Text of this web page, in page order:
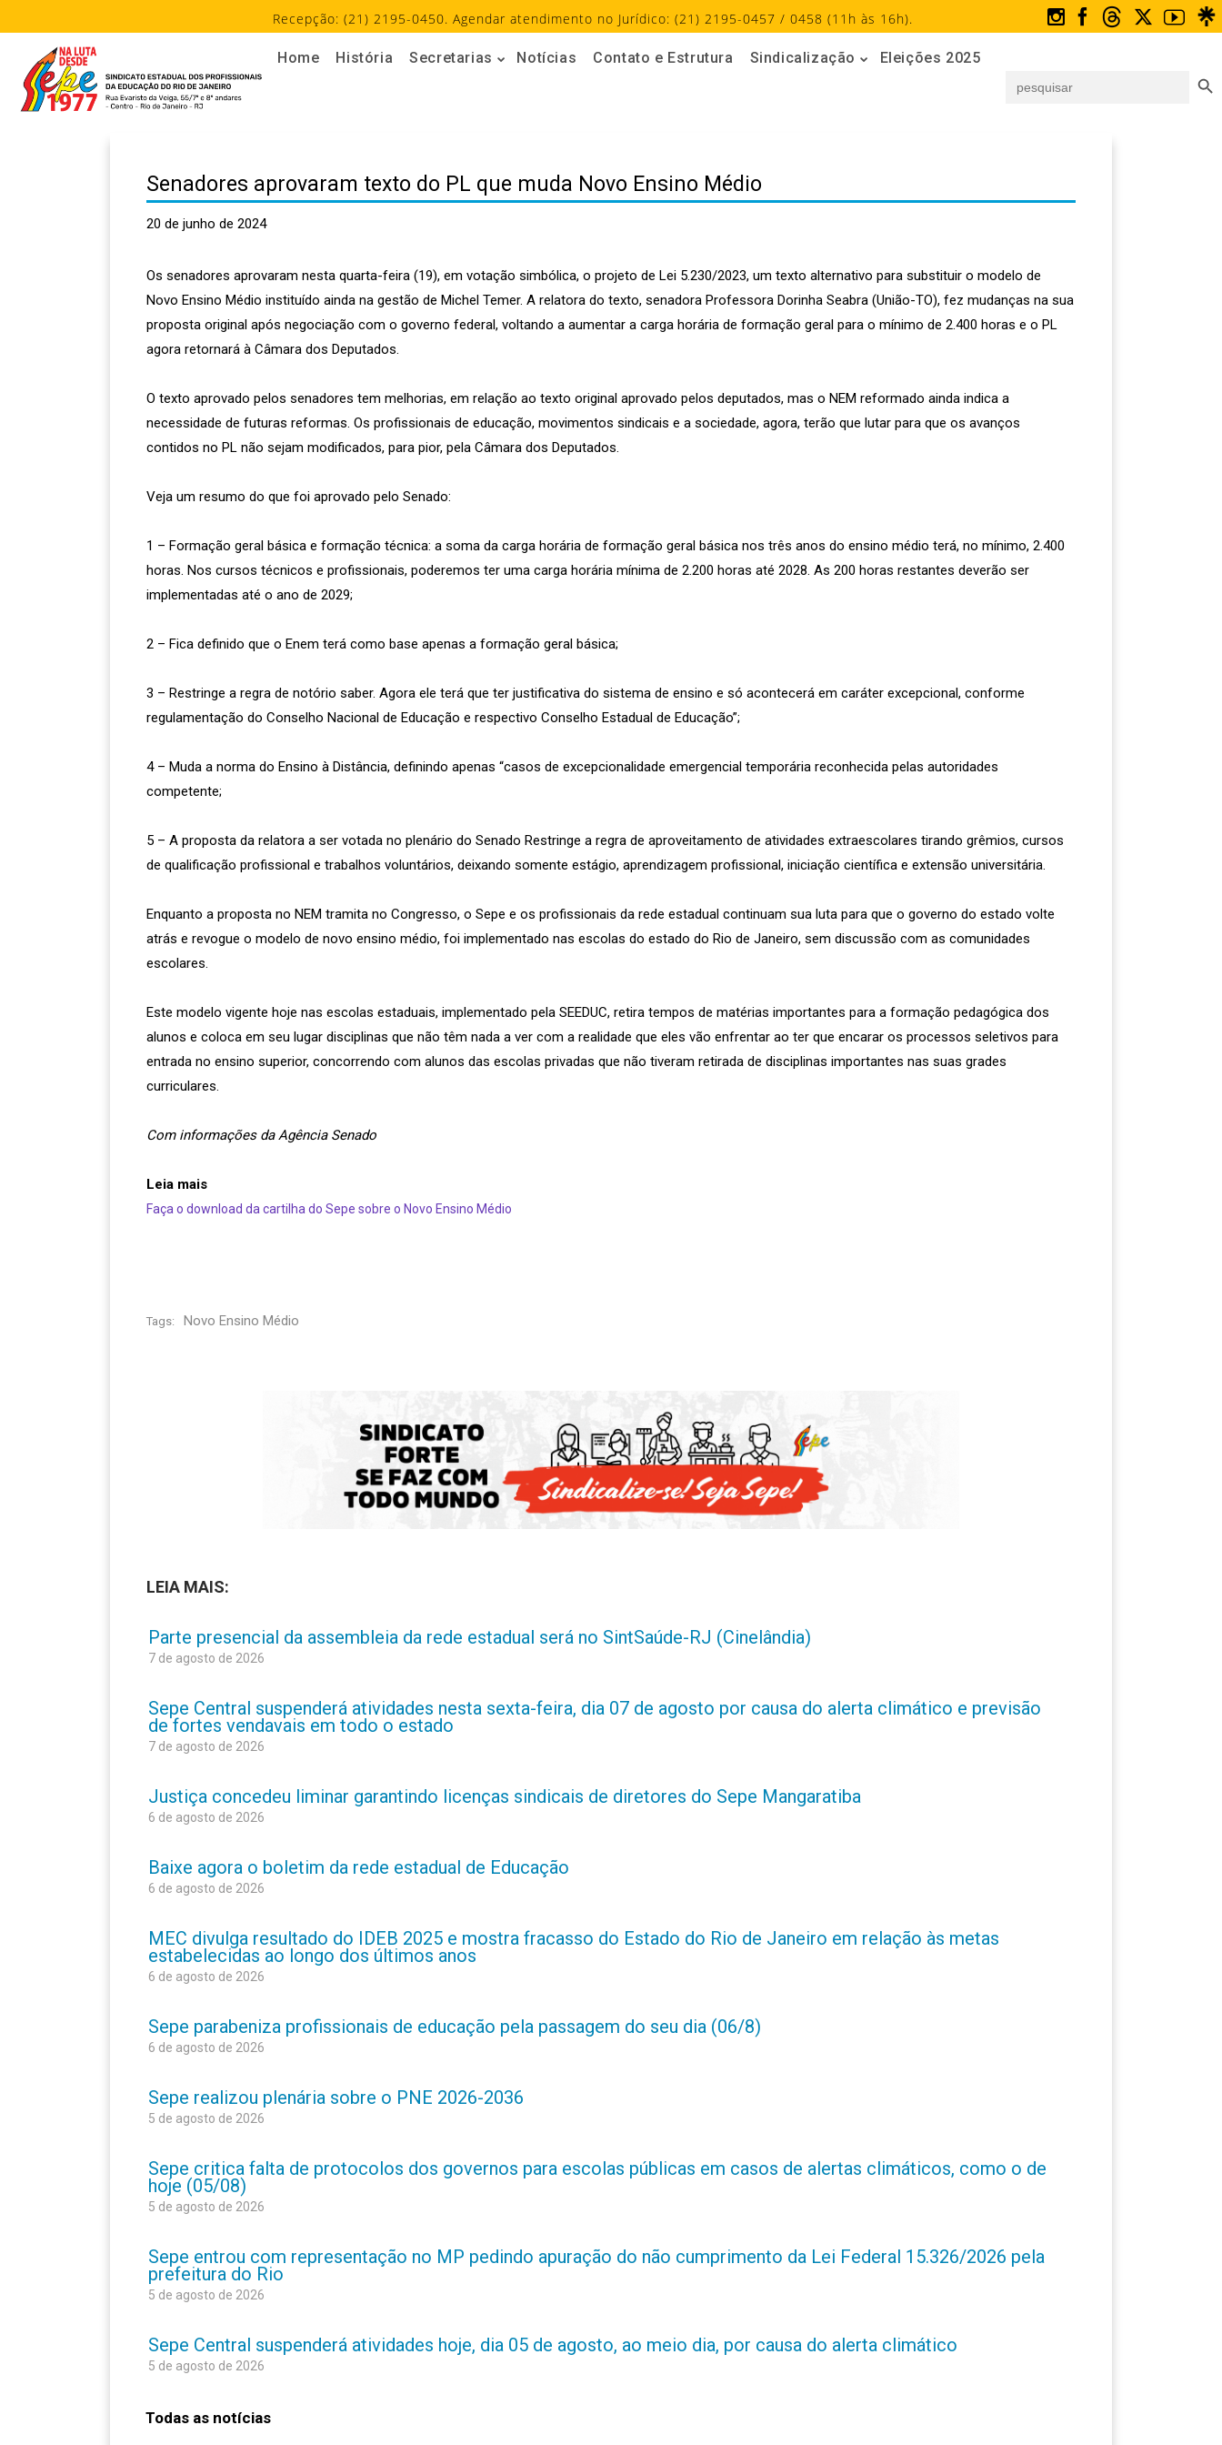
Recepção: (21) 2195-0450. Agendar atendimento no Jurídico: (21) 2195-0457 / 0458 (11h às 16h).
Home História Secretarias Notícias Contato e Estrutura Sindicalização
Eleições 2025
for:
Senadores aprovaram texto do PL que muda Novo Ensino Médio
20 de junho de 2024
Os senadores aprovaram nesta quarta-feira (19), em votação simbólica, o projeto de Lei 5.230/2023, um texto alternativo para substituir o modelo de
Novo Ensino Médio instituído ainda na gestão de Michel Temer. A relatora do texto, senadora Professora Dorinha Seabra (União-TO), fez mudanças na sua
proposta original após negociação com o governo federal, voltando a aumentar a carga horária de formação geral para o mínimo de 2.400 horas e o PL
agora retornará à Câmara dos Deputados.
O texto aprovado pelos senadores tem melhorias, em relação ao texto original aprovado pelos deputados, mas o NEM reformado ainda indica a
necessidade de futuras reformas. Os profissionais de educação, movimentos sindicais e a sociedade, agora, terão que lutar para que os avanços
contidos no PL não sejam modificados, para pior, pela Câmara dos Deputados.
Veja um resumo do que foi aprovado pelo Senado:
1 – Formação geral básica e formação técnica: a soma da carga horária de formação geral básica nos três anos do ensino médio terá, no mínimo, 2.400
horas. Nos cursos técnicos e profissionais, poderemos ter uma carga horária mínima de 2.200 horas até 2028. As 200 horas restantes deverão ser
implementadas até o ano de 2029;
2 – Fica definido que o Enem terá como base apenas a formação geral básica;
3 – Restringe a regra de notório saber. Agora ele terá que ter justificativa do sistema de ensino e só acontecerá em caráter excepcional, conforme
regulamentação do Conselho Nacional de Educação e respectivo Conselho Estadual de Educação”;
4 – Muda a norma do Ensino à Distância, definindo apenas “casos de excepcionalidade emergencial temporária reconhecida pelas autoridades
competente;
5 – A proposta da relatora a ser votada no plenário do Senado Restringe a regra de aproveitamento de atividades extraescolares tirando grêmios, cursos
de qualificação profissional e trabalhos voluntários, deixando somente estágio, aprendizagem profissional, iniciação científica e extensão universitária.
Enquanto a proposta no NEM tramita no Congresso, o Sepe e os profissionais da rede estadual continuam sua luta para que o governo do estado volte
atrás e revogue o modelo de novo ensino médio, foi implementado nas escolas do estado do Rio de Janeiro, sem discussão com as comunidades
escolares.
Este modelo vigente hoje nas escolas estaduais, implementado pela SEEDUC, retira tempos de matérias importantes para a formação pedagógica dos
alunos e coloca em seu lugar disciplinas que não têm nada a ver com a realidade que eles vão enfrentar ao ter que encarar os processos seletivos para
entrada no ensino superior, concorrendo com alunos das escolas privadas que não tiveram retirada de disciplinas importantes nas suas grades
curriculares.
Com informações da Agência Senado
Leia mais
Faça o download da cartilha do Sepe sobre o Novo Ensino Médio
Tags: Novo Ensino Médio
LEIA MAIS:
Parte presencial da assembleia da rede estadual será no SintSaúde-RJ (Cinelândia)
7 de agosto de 2026
Sepe Central suspenderá atividades nesta sexta-feira, dia 07 de agosto por causa do alerta climático e previsão
de fortes vendavais em todo o estado
7 de agosto de 2026
Justiça concedeu liminar garantindo licenças sindicais de diretores do Sepe Mangaratiba
6 de agosto de 2026
Baixe agora o boletim da rede estadual de Educação
6 de agosto de 2026
MEC divulga resultado do IDEB 2025 e mostra fracasso do Estado do Rio de Janeiro em relação às metas
estabelecidas ao longo dos últimos anos
6 de agosto de 2026
Sepe parabeniza profissionais de educação pela passagem do seu dia (06/8)
6 de agosto de 2026
Sepe realizou plenária sobre o PNE 2026-2036
5 de agosto de 2026
Sepe critica falta de protocolos dos governos para escolas públicas em casos de alertas climáticos, como o de
hoje (05/08)
5 de agosto de 2026
Sepe entrou com representação no MP pedindo apuração do não cumprimento da Lei Federal 15.326/2026 pela
prefeitura do Rio
5 de agosto de 2026
Sepe Central suspenderá atividades hoje, dia 05 de agosto, ao meio dia, por causa do alerta climático
5 de agosto de 2026
Todas as notícias